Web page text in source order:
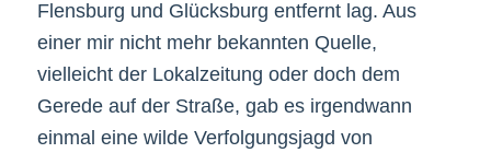
Flensburg und Glücksburg entfernt lag. Aus
einer mir nicht mehr bekannten Quelle,
vielleicht der Lokalzeitung oder doch dem
Gerede auf der Straße, gab es irgendwann
einmal eine wilde Verfolgungsjagd von